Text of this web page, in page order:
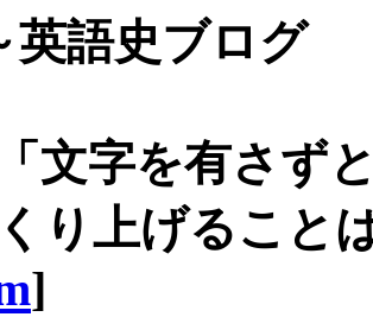
英語史ブログ
文字を有さず
り上げること
]